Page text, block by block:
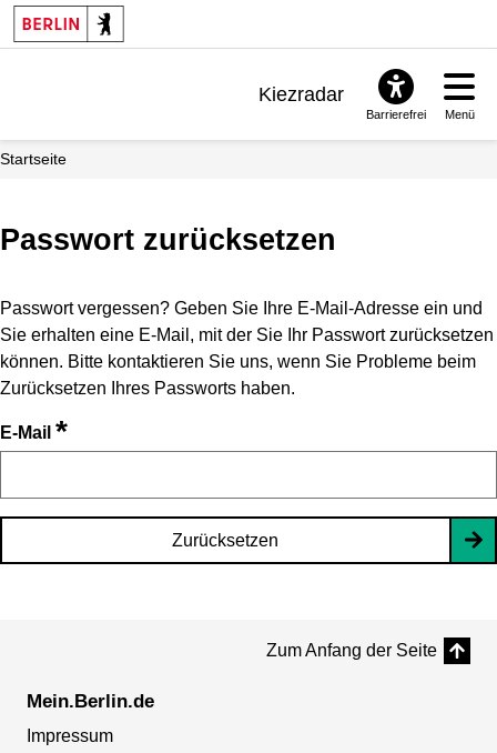
Kiezradar
Barrierefrei Menü
Startseite
Passwort zurücksetzen
Passwort vergessen? Geben Sie Ihre E-Mail-Adresse ein und
Sie erhalten eine E-Mail, mit der Sie Ihr Passwort zurücksetzen
können. Bitte kontaktieren Sie uns, wenn Sie Probleme beim
Zurücksetzen Ihres Passworts haben.
E-Mail *
Zurücksetzen
Zum Anfang der Seite
Mein.Berlin.de
Impressum